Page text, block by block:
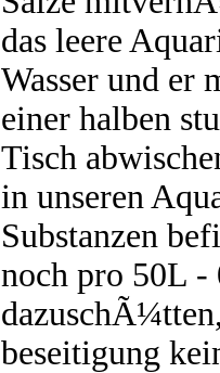
das leere
Wasser und er
einer halben
Tisch
in unseren
Substanzen
noch pro 50L -
beseitigung